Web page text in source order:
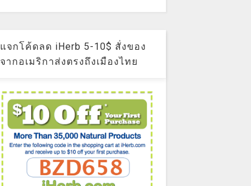
แจกโค้ดลด iHerb 5-10$ สั่งของ
จากอเมริกาส่งตรงถึงเมืองไทย